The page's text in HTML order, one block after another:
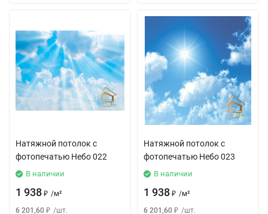
Натяжной потолок с
фотопечатью Небо 022
В наличии
1 938 ₽ /м²
6 201,60 ₽ /шт.
Натяжной потолок с
фотопечатью Небо 023
В наличии
1 938 ₽ /м²
6 201,60 ₽ /шт.